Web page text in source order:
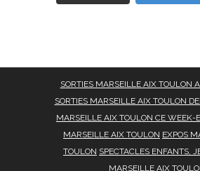
SORTIES MARSEILLE AIX TOULON
SORTIES MARSEILLE AIX TOULON
MARSEILLE AIX TOULON CE WEEK-
MARSEILLE AIX TOULON EXPOS
TOULON SPECTACLES ENFANTS,
MARSEILLE AIX